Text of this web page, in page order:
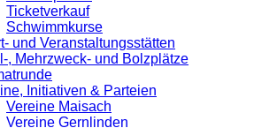
Ticketverkauf
Schwimmkurse
und Veranstaltungsstätten
, Mehrzweck- und Bolzplätze
Initiativen & Parteien
Vereine Maisach
Vereine Gernlinden